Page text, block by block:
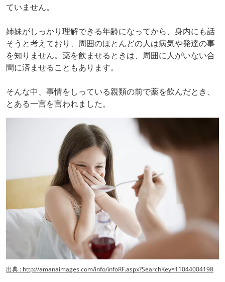
ていません。
姉妹がしっかり理解できる年齢になってから、身内にも話
そうと考えており、周囲のほとんどの人は病気や発達の事
を知りません。薬を飲ませるときは、周囲に人がいない合
間に済ませることもあります。
そんな中、事情をしっている親類の前で薬を飲んだとき、
とある一言を言われました。
出典 : http://amanaimages.com/info/infoRF.aspx?SearchKey=11044004198